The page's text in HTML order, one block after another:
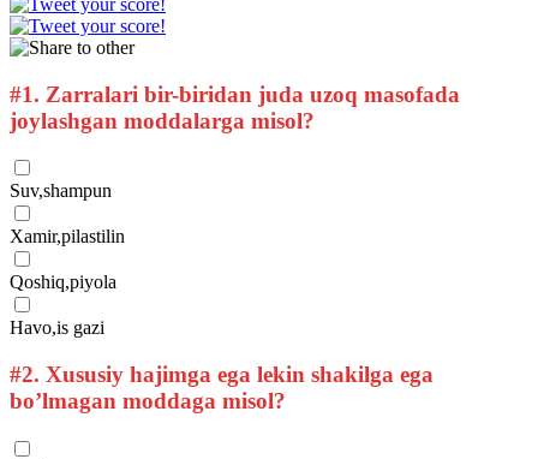
#1. Zarralari bir-biridan juda uzoq masofada
joylashgan moddalarga misol?
Suv,shampun
Xamir,pilastilin
Qoshiq,piyola
Havo,is gazi
#2. Xususiy hajimga ega lekin shakilga ega
bo’lmagan moddaga misol?